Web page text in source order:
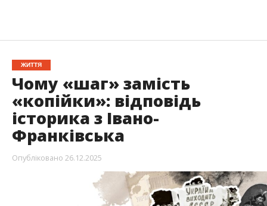
ЖИТТЯ
Чому «шаг» замість
«копійки»: відповідь
історика з Івано-
Франківська
Опубліковано 26.12.2025